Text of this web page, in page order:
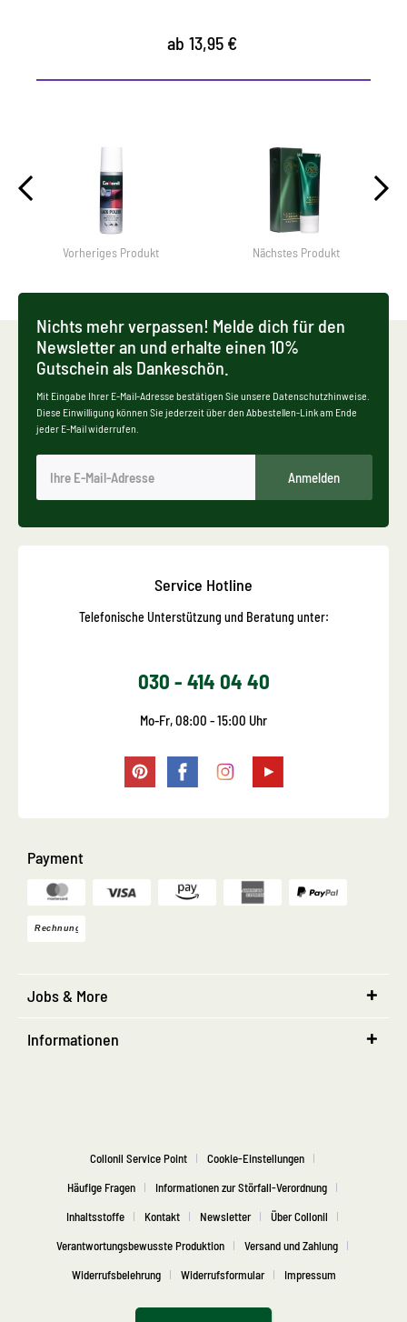
ab 13,95 €
Vorheriges Produkt Nächstes Produkt
Nichts mehr verpassen! Melde dich für den
Newsletter an und erhalte einen 10%
Gutschein als Dankeschön.
Mit Eingabe Ihrer E-Mail-Adresse bestätigen Sie unsere Datenschutzhinweise.
Diese Einwilligung können Sie jederzeit über den Abbestellen-Link am Ende
jeder E-Mail widerrufen.
Anmelden
Service Hotline
Telefonische Unterstützung und Beratung unter:
030 - 414 04 40
Mo-Fr, 08:00 - 15:00 Uhr
Payment
Jobs & More
Informationen
Collonil Service Point
Cookie-Einstellungen
Häufige Fragen
Informationen zur Störfall-Verordnung
Inhaltsstoffe
Kontakt Newsletter
Über Collonil
Verantwortungsbewusste Produktion
Versand und Zahlung
Widerrufsbelehrung
Widerrufsformular Impressum